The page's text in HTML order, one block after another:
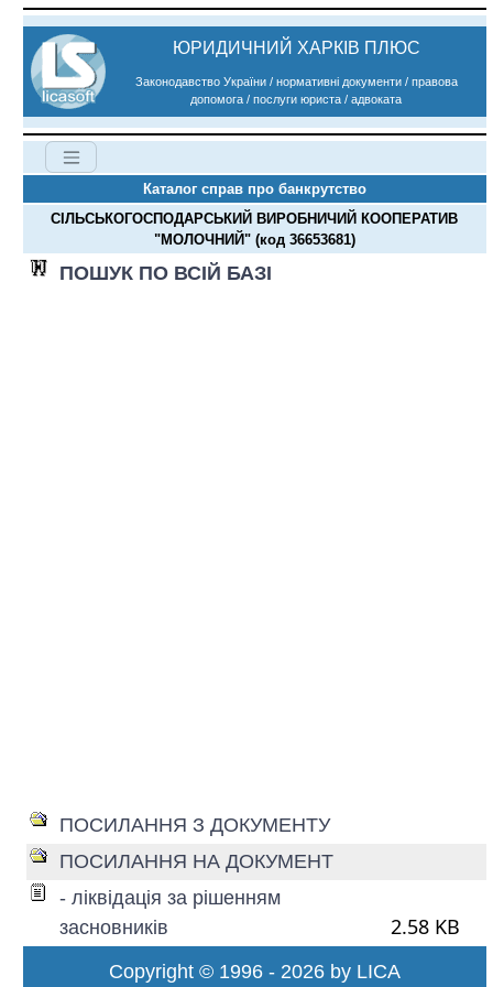
ЮРИДИЧНИЙ ХАРКІВ ПЛЮС
Законодавство України / нормативні документи / правова
допомога / послуги юриста / адвоката
Каталог справ про банкрутство
СІЛЬСЬКОГОСПОДАРСЬКИЙ ВИРОБНИЧИЙ КООПЕРАТИВ
"МОЛОЧНИЙ" (код 36653681)
ПОШУК ПО ВСІЙ БАЗІ
ПОСИЛАННЯ З ДОКУМЕНТУ
ПОСИЛАННЯ НА ДОКУМЕНТ
- ліквідація за рішенням
засновників
2.58 KB
Copyright © 1996 - 2026 by LICA